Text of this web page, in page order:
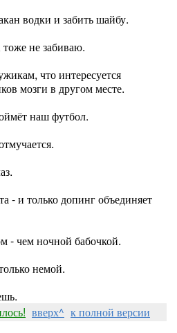
водки и забить шайбу.
не забиваю.
что интересуется
мозги в другом месте.
наш футбол.
- и только допинг объединяет
- чем ночной бабочкой.
немой.
вверх^ к полной версии